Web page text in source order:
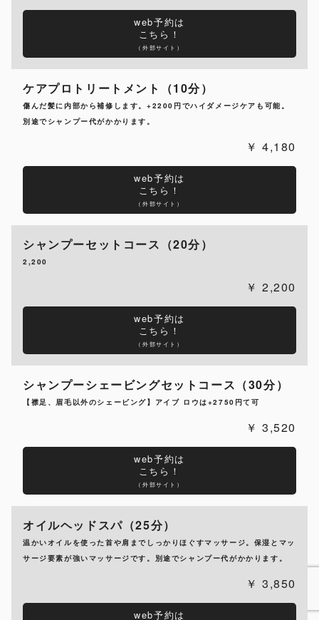
web予約は
こちら！
（外部サイト）
ケアプロトリートメント（10分）
傷んだ髪に内部から補修します。+2200円でハイダメージケアも可能。
別途でシャンプー代がかかります。
4,180
web予約は
こちら！
（外部サイト）
シャンプーセットコース（20分）
2,200
2,200
web予約は
こちら！
（外部サイト）
シャンプーシェービングセットコース（30分）
【襟足、眉毛以外のシェービング】アイブ ロウは+2750円て可
3,520
web予約は
こちら！
（外部サイト）
オイルヘッドスパ（25分）
温かいオイルを使った首や肩までしっかりほぐすマッサージ。保湿とマッ
サージ要素が強いマッサージです。別途でシャンプー代がかかります。
3,850
web予約は